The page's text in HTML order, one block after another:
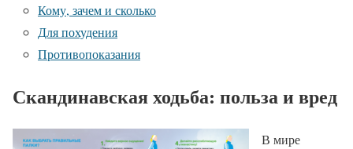
Кому, зачем и сколько
Для похудения
Противопоказания
Скандинавская ходьба: польза и вред
В мире